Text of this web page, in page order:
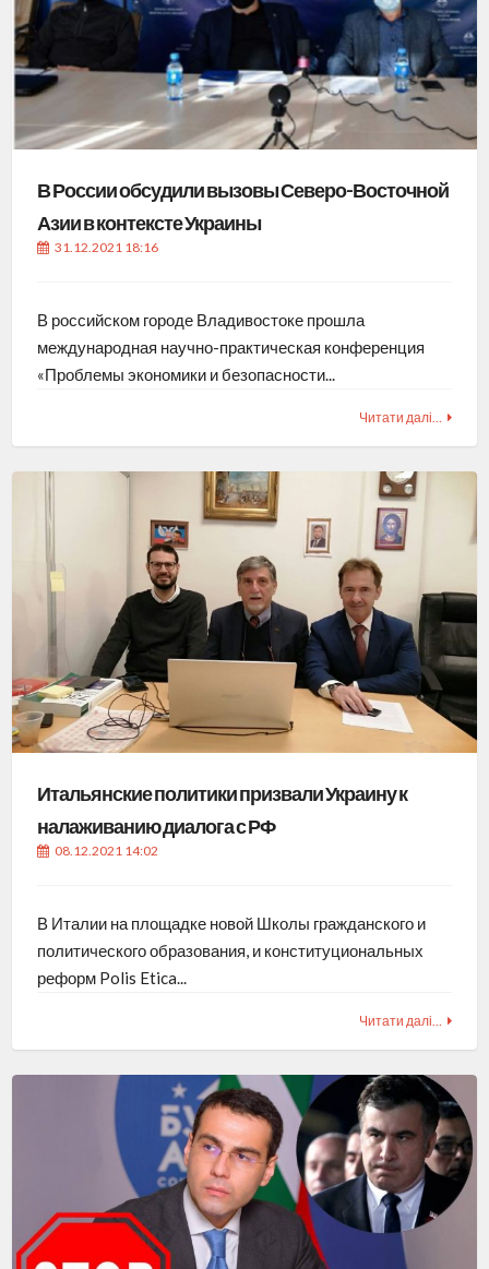
В России обсудили вызовы Северо-Восточной
Азии в контексте Украины
31.12.2021 18:16
В российском городе Владивостоке прошла
международная научно-практическая конференция
«Проблемы экономики и безопасности...
Читати далі…
Итальянские политики призвали Украину к
налаживанию диалога с РФ
08.12.2021 14:02
В Италии на площадке новой Школы гражданского и
политического образования, и конституциональных
реформ Polis Etica...
Читати далі…